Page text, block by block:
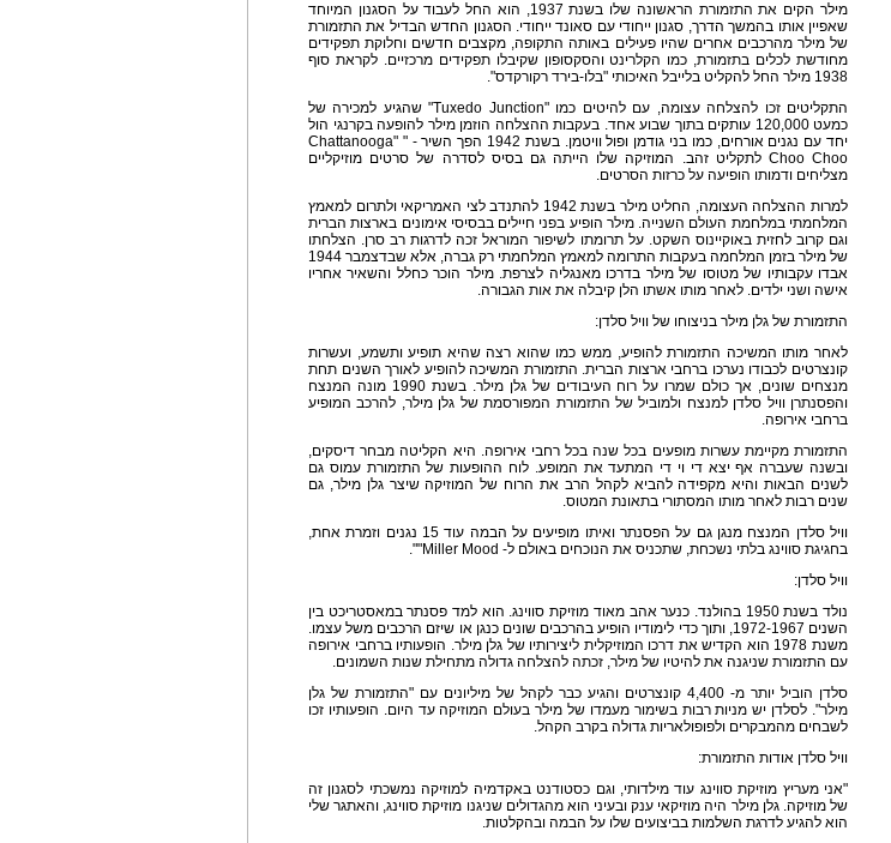
מילר הקים את התזמורת הראשונה שלו בשנת 1937, הוא החל לעבוד על הסגנון המיוחד
שאפיין אותו בהמשך הדרך, סגנון ייחודי עם סאונד ייחודי. הסגנון החדש הבדיל את התזמורת
של מילר מהרכבים אחרים שהיו פעילים באותה התקופה, מקצבים חדשים וחלוקת תפקידים
מחודשת לכלים בתזמורת, כמו הקלרינט והסקסופון שקיבלו תפקידים מרכזיים. לקראת סוף
1938 מילר החל להקליט בלייבל האיכותי "בלו-בירד רקורקדס".
התקליטים זכו להצלחה עצומה, עם להיטים כמו "Tuxedo Junction" שהגיע למכירה של
כמעט 120,000 עותקים בתוך שבוע אחד. בעקבות ההצלחה הוזמן מילר להופעה בקרנגי הול
יחד עם נגנים אורחים, כמו בני גודמן ופול וויטמן. בשנת 1942 הפך השיר - " "Chattanooga
Choo Choo לתקליט זהב. המוזיקה שלו הייתה גם בסיס לסדרה של סרטים מוזיקליים
מצליחים ודמותו הופיעה על כרזות הסרטים.
למרות ההצלחה העצומה, החליט מילר בשנת 1942 להתנדב לצי האמריקאי ולתרום למאמץ
המלחמתי במלחמת העולם השנייה. מילר הופיע בפני חיילים בבסיסי אימונים בארצות הברית
וגם קרוב לחזית באוקיינוס השקט. על תרומתו לשיפור המוראל זכה לדרגות רב סרן. הצלחתו
של מילר בזמן המלחמה בעקבות התרומה למאמץ המלחמתי רק גברה, אלא שבדצמבר 1944
אבדו עקבותיו של מטוסו של מילר בדרכו מאנגליה לצרפת. מילר הוכר כחלל והשאיר אחריו
אישה ושני ילדים. לאחר מותו אשתו הלן קיבלה את אות הגבורה.
התזמורת של גלן מילר בניצוחו של וויל סלדן:
לאחר מותו המשיכה התזמורת להופיע, ממש כמו שהוא רצה שהיא תופיע ותשמע, ועשרות
קונצרטים לכבודו נערכו ברחבי ארצות הברית. התזמורת המשיכה להופיע לאורך השנים תחת
מנצחים שונים, אך כולם שמרו על רוח העיבודים של גלן מילר. בשנת 1990 מונה המנצח
והפסנתרן וויל סלדן למנצח ולמוביל של התזמורת המפורסמת של גלן מילר, להרכב המופיע
ברחבי אירופה.
התזמורת מקיימת עשרות מופעים בכל שנה בכל רחבי אירופה. היא הקליטה מבחר דיסקים,
ובשנה שעברה אף יצא די וי די המתעד את המופע. לוח ההופעות של התזמורת עמוס גם
לשנים הבאות והיא מקפידה להביא לקהל הרב את הרוח של המוזיקה שיצר גלן מילר, גם
שנים רבות לאחר מותו המסתורי בתאונת המטוס.
וויל סלדן המנצח מנגן גם על הפסנתר ואיתו מופיעים על הבמה עוד 15 נגנים וזמרת אחת,
בחגיגת סווינג בלתי נשכחת, שתכניס את הנוכחים באולם ל- Miller Mood"".
וויל סלדן:
נולד בשנת 1950 בהולנד. כנער אהב מאוד מוזיקת סווינג. הוא למד פסנתר במאסטריכט בין
השנים 1972-1967, ותוך כדי לימודיו הופיע בהרכבים שונים כנגן או שיזם הרכבים משל עצמו.
משנת 1978 הוא הקדיש את דרכו המוזיקלית ליצירותיו של גלן מילר. הופעותיו ברחבי אירופה
עם התזמורת שניגנה את להיטיו של מילר, זכתה להצלחה גדולה מתחילת שנות השמונים.
סלדן הוביל יותר מ- 4,400 קונצרטים והגיע כבר לקהל של מיליונים עם "התזמורת של גלן
מילר". לסלדן יש מניות רבות בשימור מעמדו של מילר בעולם המוזיקה עד היום. הופעותיו זכו
לשבחים מהמבקרים ולפופולאריות גדולה בקרב הקהל.
וויל סלדן אודות התזמורת:
"אני מעריץ מוזיקת סווינג עוד מילדותי, וגם כסטודנט באקדמיה למוזיקה נמשכתי לסגנון זה
של מוזיקה. גלן מילר היה מוזיקאי ענק ובעיני הוא מהגדולים שניגנו מוזיקת סווינג, והאתגר שלי
הוא להגיע לדרגת השלמות בביצועים שלו על הבמה ובהקלטות.